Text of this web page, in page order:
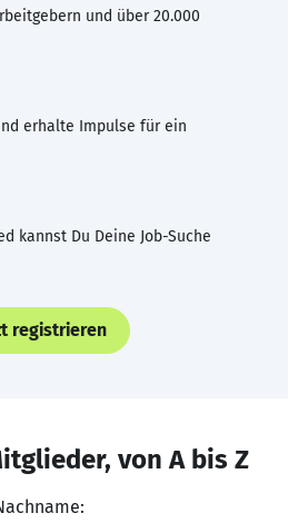
und über 20.000
erhalte Impulse für ein
kannst Du Deine Job-Suche
registrieren
von A bis Z